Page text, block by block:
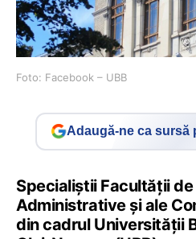
Foto: Facebook – UBB
Adaugă-ne ca sursă
Specialiștii Facultății
Administrative și ale
din cadrul Universității